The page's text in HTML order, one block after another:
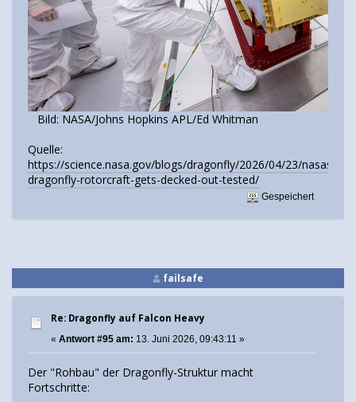
Bild: NASA/Johns Hopkins APL/Ed Whitman
Quelle:
https://science.nasa.gov/blogs/dragonfly/2026/04/23/nasas-
dragonfly-rotorcraft-gets-decked-out-tested/
Gespeichert
failsafe
Re: Dragonfly auf Falcon Heavy
« Antwort #95 am: 13. Juni 2026, 09:43:11 »
Der "Rohbau" der Dragonfly-Struktur macht
Fortschritte: